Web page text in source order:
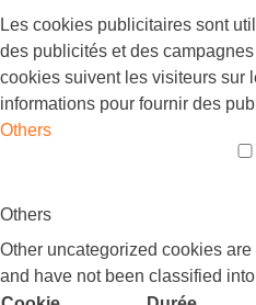
Les cookies publicitaires sont
des publicités et des
cookies suivent les visiteurs sur
informations pour fournir des
Others
Others
Other uncategorized cookies
and have not been classified